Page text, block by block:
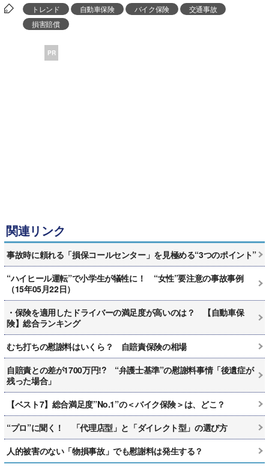
トレンド 自動車保険 バイク保険
交通事故
損害賠償
PR
関連リンク
事故時に頼れる「損保コールセンター」を見極める“3つのポイント”
“ハイヒール運転”で小学生が犠牲に！ “女性”要注意の事故事例
（15年05月22日）
・保険を適用したドライバーの満足度が高いのは？ 【自動車保
険】総合ランキング
むち打ちの慰謝料はいくら？ 自賠責保険の相場
自賠責との差が1700万円!? “弁護士基準”の慰謝料事情「後遺症が
残った場合」
【ベスト7】総合満足度”No.1”の＜バイク保険＞は、どこ？
“プロ”に聞く！ 「代理店型」と「ダイレクト型」の選び方
人的被害のない「物損事故」でも慰謝料は発生する？